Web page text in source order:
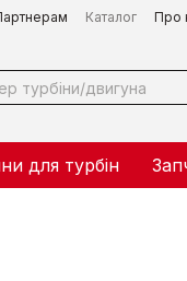
Каталог Про
для турбін